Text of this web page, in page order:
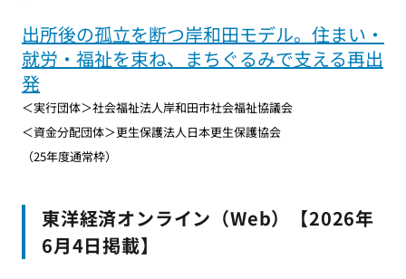
出所後の孤立を断つ岸和田モデル。住まい・
就労・福祉を束ね、まちぐるみで支える再出
発
＜実行団体＞社会福祉法人岸和田市社会福祉協議会
＜資金分配団体＞更生保護法人日本更生保護協会
（25年度通常枠）
東洋経済オンライン（Web）【2026年
6月4日掲載】